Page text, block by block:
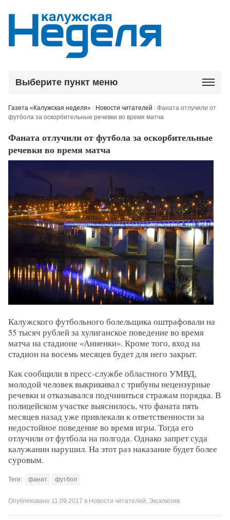
Выберите пункт меню
Газета «Калужская неделя» / Новости читателей /Фаната отлучили от
футбола за оскорбительные речевки во время матча
Фаната отлучили от футбола за оскорбительные
речевки во время матча
Калужского футбольного болельщика оштрафовали на
55 тысяч рублей за хулиганское поведение во время
матча на стадионе «Анненки». Кроме того, вход на
стадион на восемь месяцев будет для него закрыт.
Как сообщили в пресс-службе областного УМВД,
молодой человек выкрикивал с трибуны нецензурные
речевки и отказывался подчиниться стражам порядка. В
полицейском участке выяснилось, что фаната пять
месяцев назад уже привлекали к ответственности за
недостойное поведение во время игры. Тогда его
отлучили от футбола на полгода. Однако запрет суда
калужанин нарушил. На этот раз наказание будет более
суровым.
Теги: фанат футбол
Опубликовано 11.09.2017 в Новости читателей, Эксклюзив